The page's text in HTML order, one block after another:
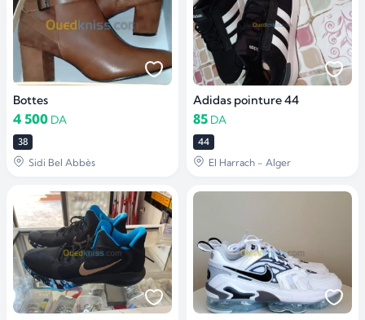
Bottes
4 500 DA
38
Sidi Bel Abbès
Adidas pointure 44
85 DA
44
El Harrach - Alger